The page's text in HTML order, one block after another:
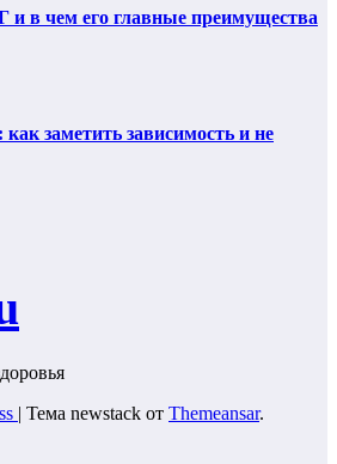
и в чем его главные преимущества
заметить зависимость и не
| Тема newstack от Themeansar.